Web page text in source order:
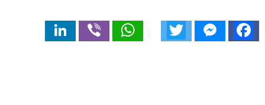
Facebook
Messenger
WhatsApp